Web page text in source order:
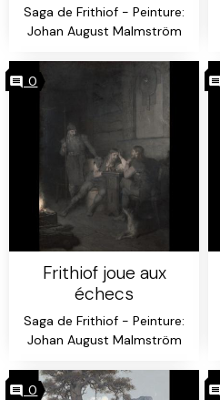
Saga de Frithiof - Peinture:
Johan August Malmström
0
Frithiof joue aux
échecs
Saga de Frithiof - Peinture:
Johan August Malmström
0